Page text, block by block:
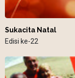
Sukacita Natal
Edisi ke-22